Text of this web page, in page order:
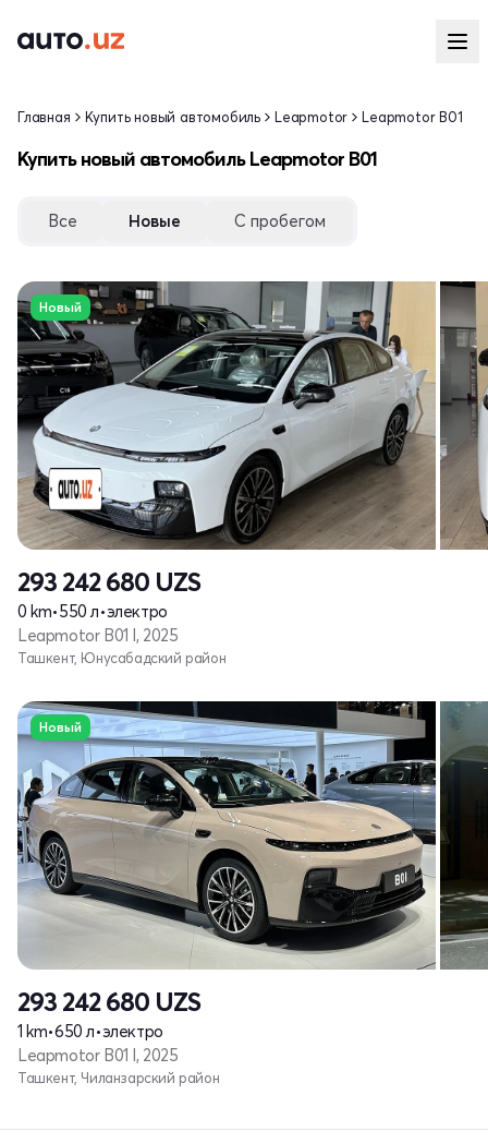
Главная Купить новый автомобиль Leapmotor Leapmotor B01
Купить новый автомобиль Leapmotor B01
Все Новые С пробегом
Новый
293 242 680 UZS
0 km•550 л•электро
Leapmotor B01 I, 2025
Ташкент, Юнусабадский район
Новый
293 242 680 UZS
1 km•650 л•электро
Leapmotor B01 I, 2025
Ташкент, Чиланзарский район